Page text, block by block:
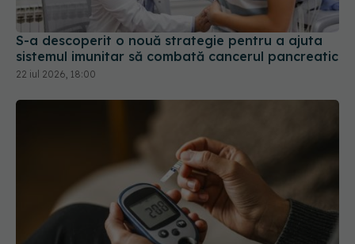
S-a descoperit o nouă strategie pentru a ajuta
sistemul imunitar să combată cancerul pancreatic
22 iul 2026, 18:00